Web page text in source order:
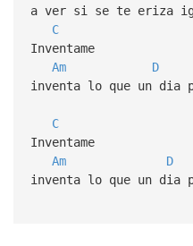
a ver si se te eriza
C
Inventame
Am
D
inventa lo que un dia
C
Inventame
Am
D
inventa lo que un dia